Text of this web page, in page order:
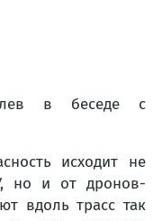
в беседе с
исходит не
но и от дронов-
вдоль трасс так